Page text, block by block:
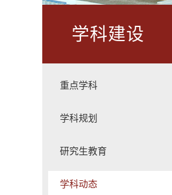
学科建设
重点学科
学科规划
研究生教育
学科动态